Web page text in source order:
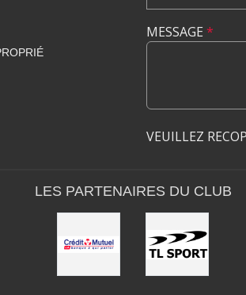
MESSAGE *
VEUILLEZ
LES PARTENAIRES DU CLUB